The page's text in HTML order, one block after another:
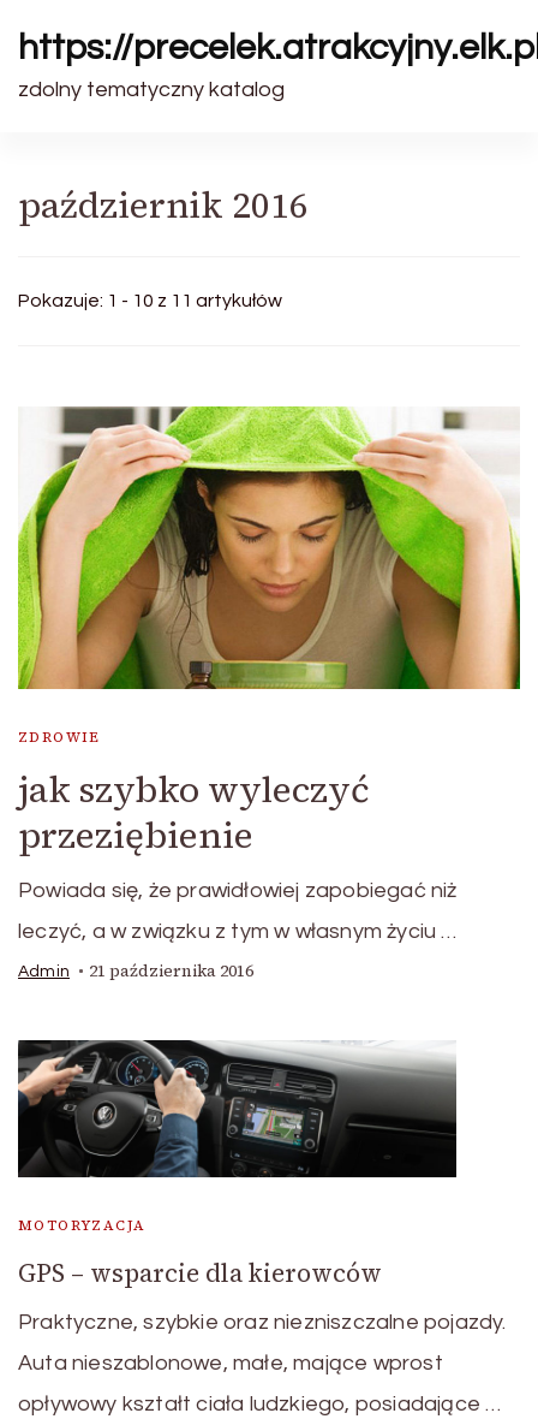
https://
zdolny tematyczny katalog
październik 2016
Pokazuje: 1 - 10 z 11 artykułów
ZDROWIE
jak szybko wyleczyć
przeziębienie
Powiada się, że prawidłowiej zapobiegać niż
leczyć, a w związku z tym w własnym życiu …
Admin 21 października 2016
MOTORYZACJA
GPS – wsparcie dla kierowców
Praktyczne, szybkie oraz niezniszczalne pojazdy.
Auta nieszablonowe, małe, mające wprost
opływowy kształt ciała ludzkiego, posiadające …